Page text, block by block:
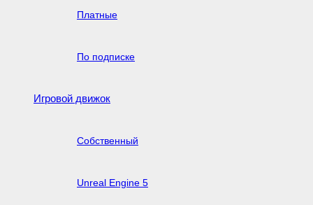
Платные
По подписке
Игровой движок
Собственный
Unreal Engine 5